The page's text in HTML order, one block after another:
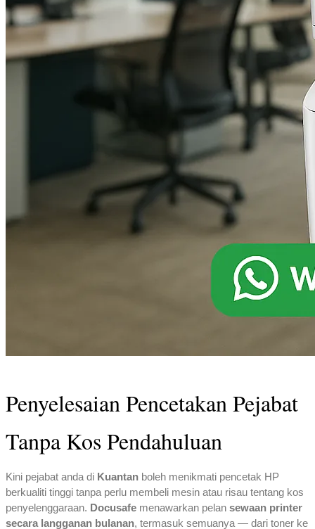
Penyelesaian Pencetakan Pejabat
Tanpa Kos Pendahuluan
Kini pejabat anda di Kuantan boleh menikmati pencetak HP
berkualiti tinggi tanpa perlu membeli mesin atau risau tentang kos
penyelenggaraan. Docusafe menawarkan pelan sewaan printer
secara langganan bulanan, termasuk semuanya — dari toner ke